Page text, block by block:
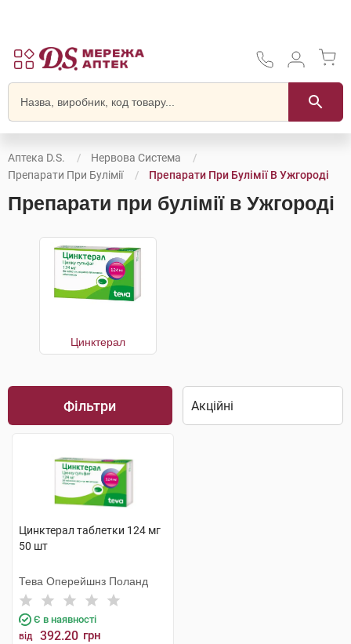
Аптека D.S.
Нервова Система
Препарати При Булімії
Препарати При Булімії В Ужгороді
Препарати при булімії в Ужгороді
Цинктерал
Фільтри
Цинктерал таблетки 124 мг
50 шт
Тева Оперейшнз Поланд
Є в наявності
від 392.20 грн